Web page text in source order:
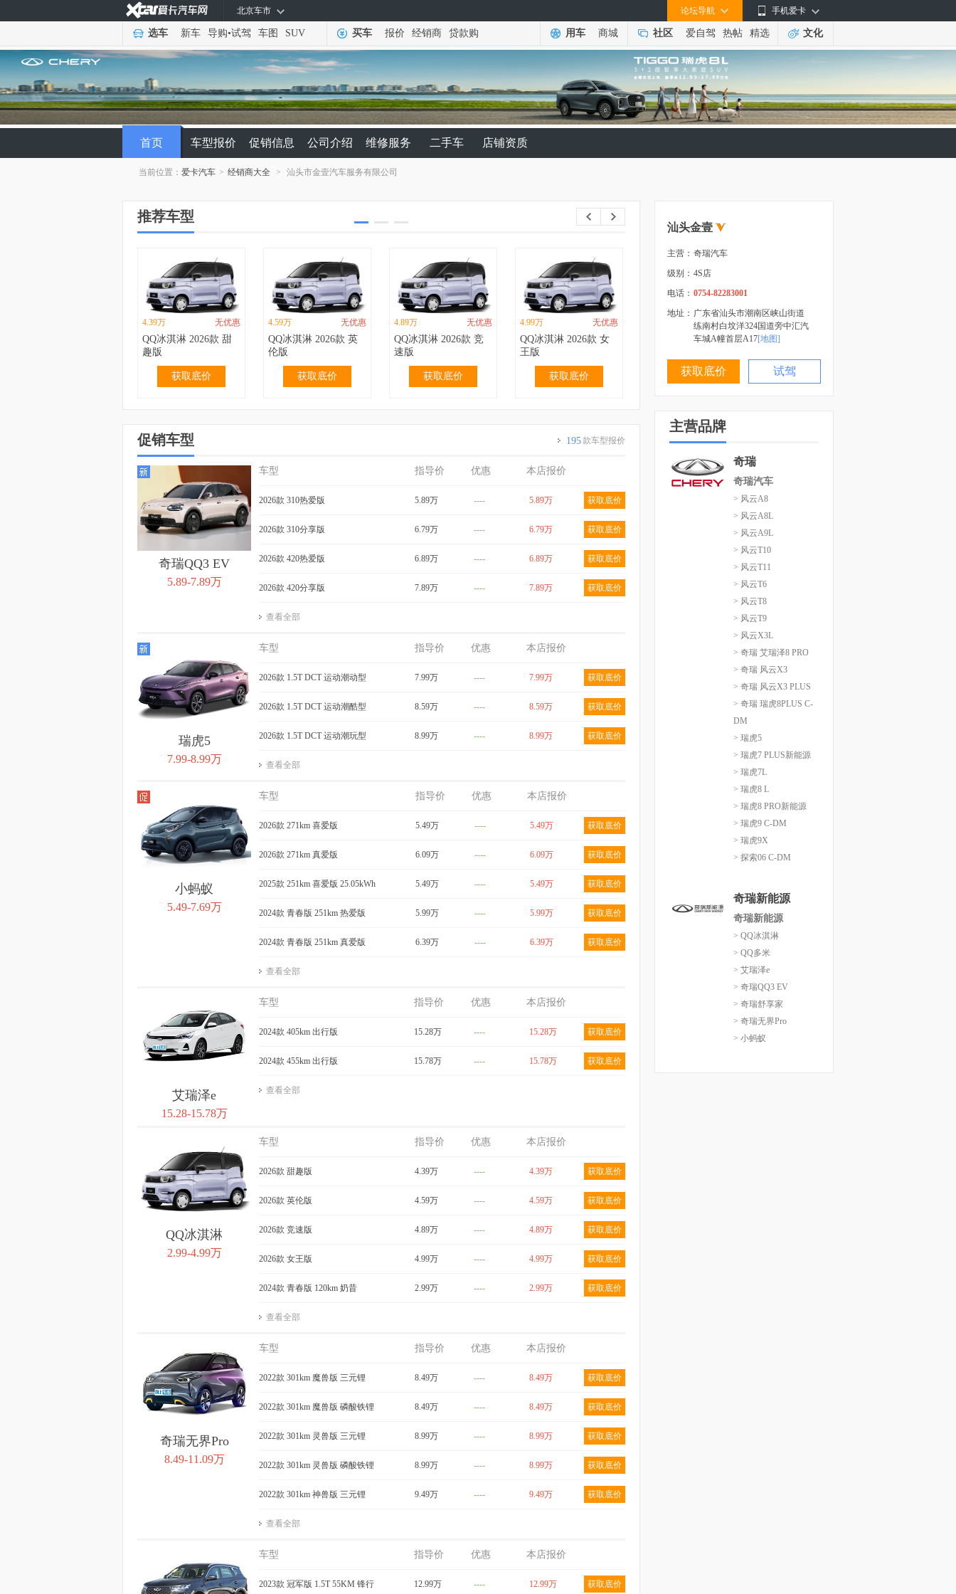
手机爱卡
论坛导航
北京车市
选车 新车 导购•试驾 车图 SUV 买车 报价 经销商 贷款购 用车 商城 社区 爱自驾 热帖 精选 文化
首页 车型报价 促销信息 公司介绍 维修服务 二手车 店铺资质
当前位置： 爱卡汽车 > 经销商大全 > 汕头市金壹汽车服务有限公司
推荐车型
4.39万 无优惠
QQ冰淇淋 2026款 甜
趣版
获取底价
4.59万 无优惠
QQ冰淇淋 2026款 英
伦版
获取底价
4.89万 无优惠
QQ冰淇淋 2026款 竞
速版
获取底价
4.99万 无优惠
QQ冰淇淋 2026款 女
王版
获取底价
2.99万
QQ冰淇淋 2024款 青
春版 120km 奶昔
获取底价
3.19万
春版 120km 香草
获取底价
3.69万 无优惠
155km 圣代版
获取底价
3.69万
QQ冰淇淋 2024款
205km 圣代版
获取底价
QQ冰淇淋 2024款
205km 元气版
获取底价
3.99万
QQ冰淇淋 2024款 青
春版 205km 奶昔
获取底价
QQ冰淇淋 2024款
205km 元气版
获取底价
QQ冰淇淋 2024款 青
春版 205km 圣代
获取底价
促销车型 195款车型报价
奇瑞QQ3 EV
5.89-7.89万
车型 指导价 优惠 本店报价
2026款 310热爱版 5.89万 ---- 5.89万 获取底价
2026款 310分享版 6.79万 ---- 6.79万 获取底价
2026款 420热爱版 6.89万 ---- 6.89万 获取底价
2026款 420分享版 7.89万 ---- 7.89万 获取底价
查看全部
瑞虎5
7.99-8.99万
车型 指导价 优惠 本店报价
2026款 1.5T DCT 运动潮动型 7.99万 ---- 7.99万 获取底价
2026款 1.5T DCT 运动潮酷型 8.59万 ---- 8.59万 获取底价
2026款 1.5T DCT 运动潮玩型 8.99万 ---- 8.99万 获取底价
查看全部
小蚂蚁
5.49-7.69万
车型 指导价 优惠 本店报价
2026款 271km 喜爱版 5.49万 ---- 5.49万 获取底价
2026款 271km 真爱版 6.09万 ---- 6.09万 获取底价
2025款 251km 喜爱版 25.05kWh 5.49万 ---- 5.49万 获取底价
2024款 青春版 251km 热爱版 5.99万 ---- 5.99万 获取底价
2024款 青春版 251km 真爱版 6.39万 ---- 6.39万 获取底价
查看全部
艾瑞泽e
15.28-15.78万
车型 指导价 优惠 本店报价
2024款 405km 出行版 15.28万 ---- 15.28万 获取底价
2024款 455km 出行版 15.78万 ---- 15.78万 获取底价
查看全部
QQ冰淇淋
2.99-4.99万
车型 指导价 优惠 本店报价
2026款 甜趣版 4.39万 ---- 4.39万 获取底价
2026款 英伦版 4.59万 ---- 4.59万 获取底价
2026款 竞速版 4.89万 ---- 4.89万 获取底价
2026款 女王版 4.99万 ---- 4.99万 获取底价
2024款 青春版 120km 奶昔 2.99万 ---- 2.99万 获取底价
查看全部
奇瑞无界Pro
8.49-11.09万
车型 指导价 优惠 本店报价
2022款 301km 魔兽版 三元锂 8.49万 ---- 8.49万 获取底价
2022款 301km 魔兽版 磷酸铁锂 8.49万 ---- 8.49万 获取底价
2022款 301km 灵兽版 三元锂 8.99万 ---- 8.99万 获取底价
2022款 301km 灵兽版 磷酸铁锂 8.99万 ---- 8.99万 获取底价
2022款 301km 神兽版 三元锂 9.49万 ---- 9.49万 获取底价
查看全部
车型 指导价 优惠 本店报价
2023款 冠军版 1.5T 55KM 锋行 12.99万 ---- 12.99万 获取底价
汕头金壹
主营： 奇瑞汽车
级别： 4S店
电话： 0754-82283001
地址： 广东省汕头市潮南区峡山街道
练南村白坟洋324国道旁中汇汽
车城A幢首层A17[地图]
获取底价 试驾
主营品牌
奇瑞
奇瑞汽车
> 风云A8
> 风云A8L
> 风云A9L
> 风云T10
> 风云T11
> 风云T6
> 风云T8
> 风云T9
> 风云X3L
> 奇瑞 艾瑞泽8 PRO
> 奇瑞 风云X3
> 奇瑞 风云X3 PLUS
> 奇瑞 瑞虎8PLUS C-
DM
> 瑞虎5
> 瑞虎7 PLUS新能源
> 瑞虎7L
> 瑞虎8 L
> 瑞虎8 PRO新能源
> 瑞虎9 C-DM
> 瑞虎9X
> 探索06 C-DM
奇瑞新能源
奇瑞新能源
> QQ冰淇淋
> QQ多米
> 艾瑞泽e
> 奇瑞QQ3 EV
> 奇瑞舒享家
> 奇瑞无界Pro
> 小蚂蚁